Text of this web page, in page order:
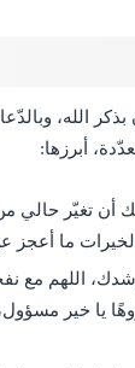
الله،
أبرزها:
أن تغيّر حالي
ما أعجز
اللهم مع
يا خير مسؤول،